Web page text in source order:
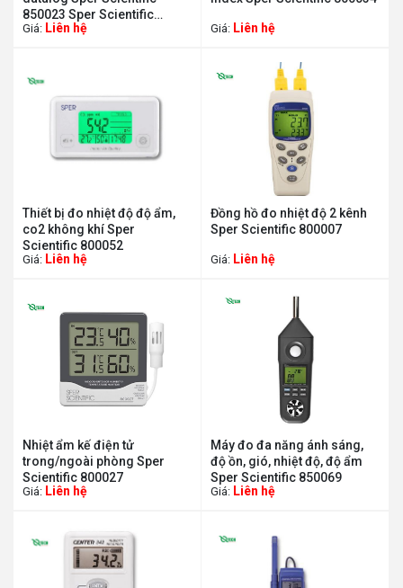
850023 Sper Scientific
850023
Giá: Liên hệ Giá: Liên hệ
Thiết bị đo nhiệt độ độ ẩm,
co2 không khí Sper
Scientific 800052
Giá: Liên hệ
Đồng hồ đo nhiệt độ 2 kênh
Sper Scientific 800007
Giá: Liên hệ
Nhiệt ẩm kế điện tử
trong/ngoài phòng Sper
Scientific 800027
Giá: Liên hệ
Máy đo đa năng ánh sáng,
độ ồn, gió, nhiệt độ, độ ẩm
Sper Scientific 850069
Giá: Liên hệ